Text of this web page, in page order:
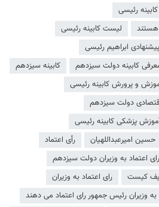
رئیسی
هستند
لیست کابینه رئیسی
ابراهیم رئیسی
کابینه دولت سیزدهم
کابینه سیزدهم
و پرورش کابینه رئیسی
دولت سیزدهم
پزشکی کابینه رئیسی
حسین امیرعبداللهیان
رأی اعتماد
رای اعتماد به وزیران دولت سیزدهم
کیست
رای اعتماد به وزیران
وزیران رئیس جمهور رای اعتماد می دهند